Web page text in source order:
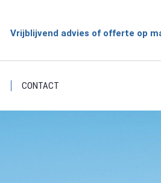
Vrijblijvend advies of offerte op
CONTACT